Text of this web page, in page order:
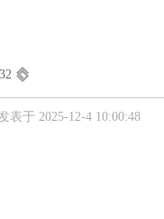
表于 2025-12-4 10:00:48